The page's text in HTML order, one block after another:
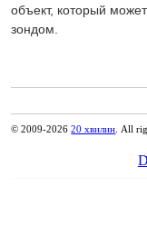
объект, который
зондом.
© 2009-202620 хвилин . All